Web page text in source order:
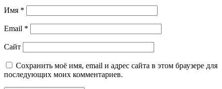
Имя *
Email *
Сайт
Сохранить моё имя, email и адрес сайта в этом браузере для
последующих моих комментариев.